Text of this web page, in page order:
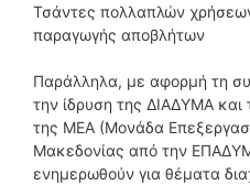
Τσάντες πολλαπλών
παραγωγής αποβλήτων
Παράλληλα, με αφορμή τη
την ίδρυση της ΔΙΑΔΥΜΑ και
της ΜΕΑ (Μονάδα
Μακεδονίας από την
ενημερωθούν για θέματα